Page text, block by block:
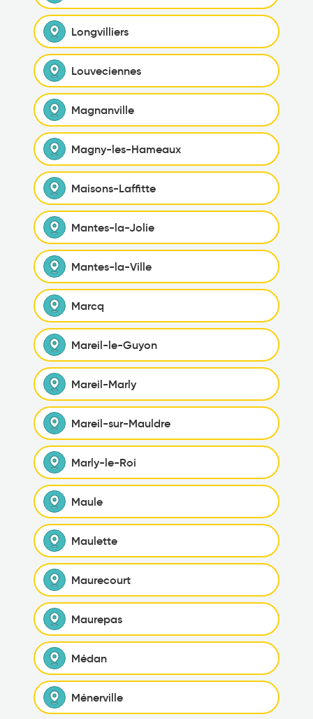
Longvilliers
Louveciennes
Magnanville
Magny-les-Hameaux
Maisons-Laffitte
Mantes-la-Jolie
Mantes-la-Ville
Marcq
Mareil-le-Guyon
Mareil-Marly
Mareil-sur-Mauldre
Marly-le-Roi
Maule
Maulette
Maurecourt
Maurepas
Médan
Ménerville